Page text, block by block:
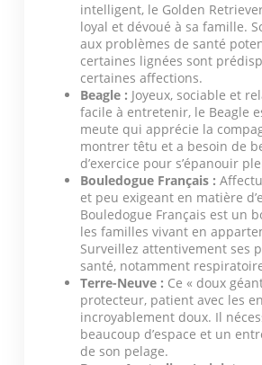
intelligent, le Golden
loyal et dévoué à sa famille.
aux problèmes de santé
certaines lignées sont
certaines affections.
Beagle : Joyeux, sociable et
facile à entretenir, le Beagle
meute qui apprécie la
montrer têtu et a besoin de
d’exercice pour s’épanouir
Bouledogue Français :
et peu exigeant en matière
Bouledogue Français est un
les familles vivant en
Surveillez attentivement ses
santé, notamment
Terre-Neuve : Ce « doux
protecteur, patient avec les
incroyablement doux. Il
beaucoup d’espace et un
de son pelage.